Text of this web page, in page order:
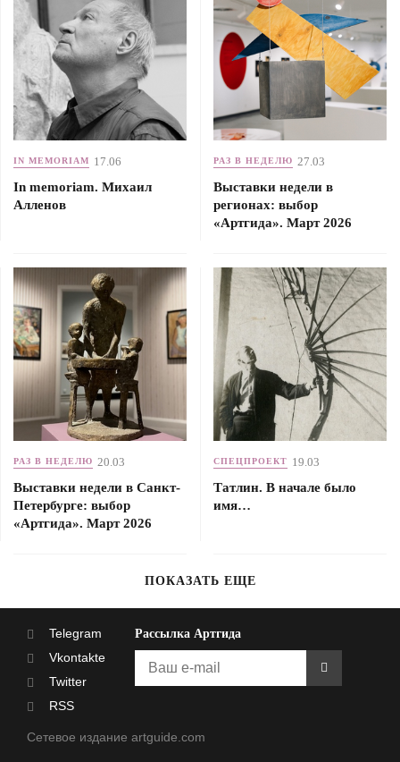
IN MEMORIAM 17.06
In memoriam. Михаил
Алленов
РАЗ В НЕДЕЛЮ 27.03
Выставки недели в
регионах: выбор
«Артгида». Март 2026
РАЗ В НЕДЕЛЮ 20.03
Выставки недели в Санкт-
Петербурге: выбор
«Артгида». Март 2026
СПЕЦПРОЕКТ 19.03
Татлин. В начале было
имя…
ПОКАЗАТЬ ЕЩЕ
Telegram
Vkontakte
Twitter
RSS
Рассылка Артгида
Сетевое издание artguide.com